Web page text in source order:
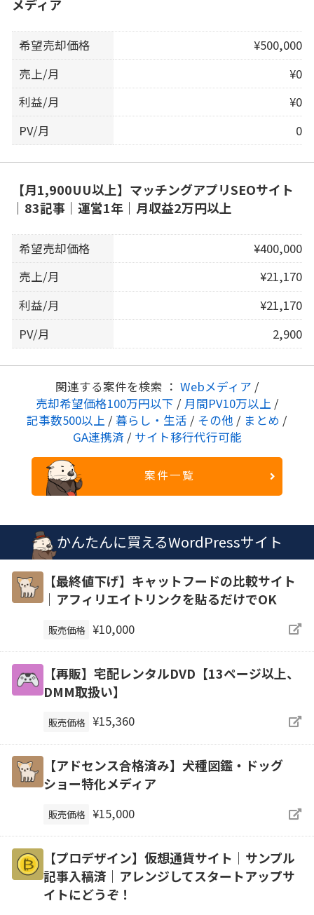
メディア
希望売却価格
¥500,000
売上/月
¥0
利益/月
¥0
PV/月
0
【月1,900UU以上】マッチングアプリSEOサイト
｜83記事｜運営1年｜月収益2万円以上
希望売却価格
¥400,000
売上/月
¥21,170
利益/月
¥21,170
PV/月
2,900
関連する案件を検索 ： Webメディア /
売却希望価格100万円以下 / 月間PV10万以上 /
記事数500以上 / 暮らし・生活 / その他 / まとめ /
GA連携済 / サイト移行代行可能
案件一覧
かんたんに買えるWordPressサイト
【最終値下げ】キャットフードの比較サイト
｜アフィリエイトリンクを貼るだけでOK
販売価格 ¥10,000
【再販】宅配レンタルDVD【13ページ以上、
DMM取扱い】
販売価格 ¥15,360
【アドセンス合格済み】犬種図鑑・ドッグ
ショー特化メディア
販売価格 ¥15,000
【プロデザイン】仮想通貨サイト｜サンプル
記事入稿済｜アレンジしてスタートアップサ
イトにどうぞ！